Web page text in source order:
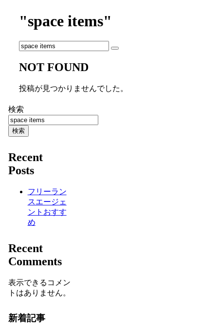
"space items"
NOT FOUND
投稿が見つかりませんでした。
検索
検索
Recent
Posts
フリーラン
スエージェ
ントおすす
め
Recent
Comments
表示できるコメン
トはありません。
新着記事